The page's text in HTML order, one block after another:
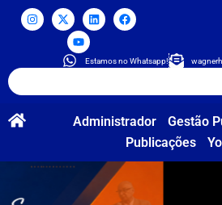
Estamos no Whatsapp!
Administrador
Gestão
Publicações